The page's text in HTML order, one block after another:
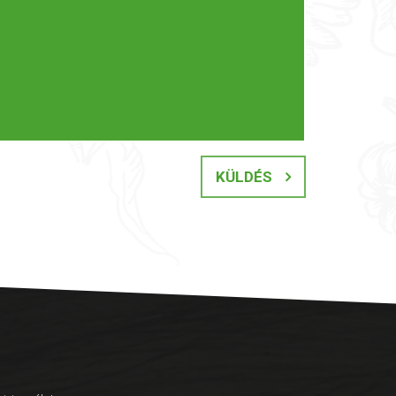
KÜLDÉS